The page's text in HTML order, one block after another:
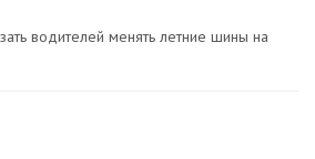
водителей менять летние шины на